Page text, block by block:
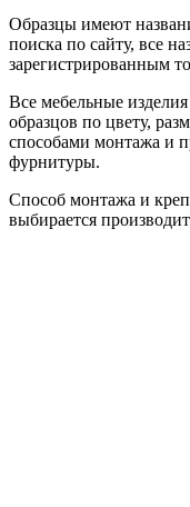
Образцы имеют
поиска по сайту, все
зарегистрированным
Все мебельные
образцов по цвету,
способами монтажа и
фурнитуры.
Способ монтажа и
выбирается